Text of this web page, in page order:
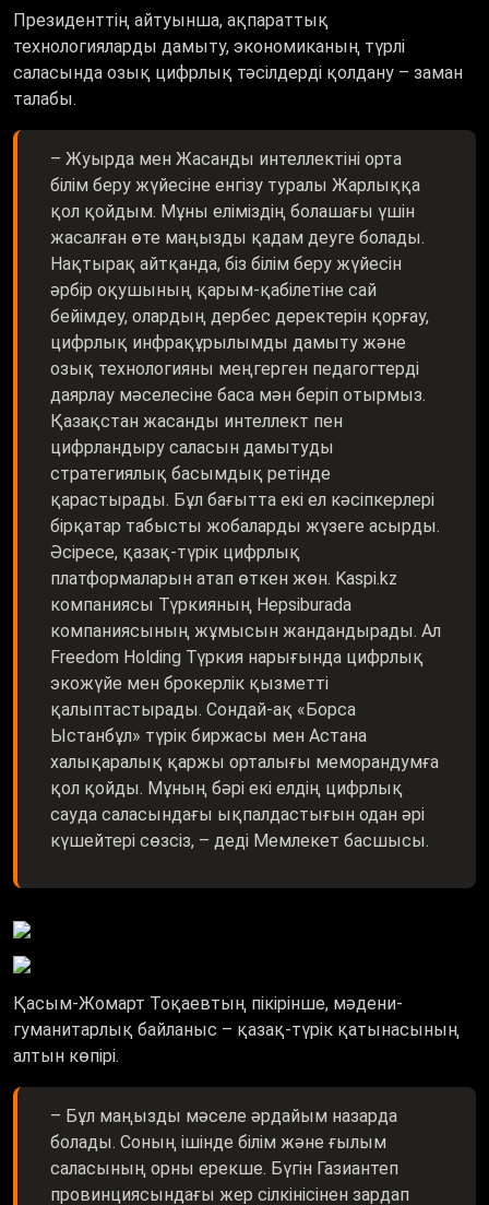
Президенттің айтуынша, ақпараттық
технологияларды дамыту, экономиканың түрлі
саласында озық цифрлық тәсілдерді қолдану – заман
талабы.
– Жуырда мен Жасанды интеллектіні орта
білім беру жүйесіне енгізу туралы Жарлыққа
қол қойдым. Мұны еліміздің болашағы үшін
жасалған өте маңызды қадам деуге болады.
Нақтырақ айтқанда, біз білім беру жүйесін
әрбір оқушының қарым-қабілетіне сай
бейімдеу, олардың дербес деректерін қорғау,
цифрлық инфрақұрылымды дамыту және
озық технологияны меңгерген педагогтерді
даярлау мәселесіне баса мән беріп отырмыз.
Қазақстан жасанды интеллект пен
цифрландыру саласын дамытуды
стратегиялық басымдық ретінде
қарастырады. Бұл бағытта екі ел кәсіпкерлері
бірқатар табысты жобаларды жүзеге асырды.
Әсіресе, қазақ-түрік цифрлық
платформаларын атап өткен жөн. Kaspi.kz
компаниясы Түркияның Hepsiburаda
компаниясының жұмысын жандандырады. Ал
Freedom Holding Түркия нарығында цифрлық
экожүйе мен брокерлік қызметті
қалыптастырады. Сондай-ақ «Борса
Ыстанбұл» түрік биржасы мен Астана
халықаралық қаржы орталығы меморандумға
қол қойды. Мұның бәрі екі елдің цифрлық
сауда саласындағы ықпалдастығын одан әрі
күшейтері сөзсіз, – деді Мемлекет басшысы.
Қасым-Жомарт Тоқаевтың пікірінше, мәдени-
гуманитарлық байланыс – қазақ-түрік қатынасының
алтын көпірі.
– Бұл маңызды мәселе әрдайым назарда
болады. Соның ішінде білім және ғылым
саласының орны ерекше. Бүгін Газиантеп
провинциясындағы жер сілкінісінен зардап